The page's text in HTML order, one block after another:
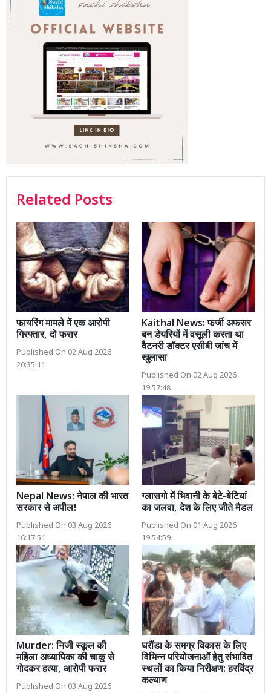
Related Posts
फायरिंग मामले में एक आरोपी
गिरफ्तार, दो फरार
Published On 02 Aug 2026
20:35:11
Kaithal News: फर्जी अफसर
बन डेयरियों में वसूली करता था
वैटनरी डॉक्टर एसीबी जांच में
खुलासा
Published On 02 Aug 2026
19:57:48
Nepal News: नेपाल की भारत
सरकार से अपील!
Published On 03 Aug 2026
16:17:51
ग्लासगो में भिवानी के बेटे-बेटियां
का जलवा, देश के लिए जीते मैडल
Published On 01 Aug 2026
19:54:59
Murder: निजी स्कूल की
महिला अध्यापिका की चाकू से
गोदकर हत्या, आरोपी फरार
Published On 03 Aug 2026
घरौंडा के समग्र विकास के लिए
विभिन्न परियोजनाओं हेतु संभावित
स्थलों का किया निरीक्षण: हरविंद्र
कल्याण